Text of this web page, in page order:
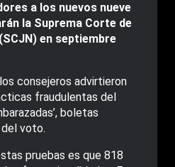
a los nuevos nueve
la Suprema Corte de
en septiembre
consejeros advirtieron
fraudulentas del
boletas
voto.
pruebas es que 818